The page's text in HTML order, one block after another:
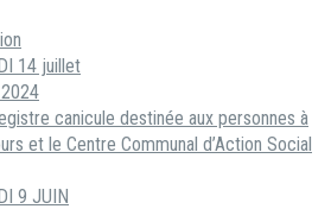
14 juillet
canicule destinée aux personnes à
et le Centre Communal d’Action Social
9 JUIN